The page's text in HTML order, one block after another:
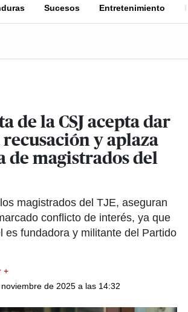
Sucesos Entretenimiento
de la CSJ acepta dar
y aplaza
de magistrados del
magistrados del TJE, aseguran
conflicto de interés, ya que
es fundadora y militante del Partido
+
de 2025 a las 14:32